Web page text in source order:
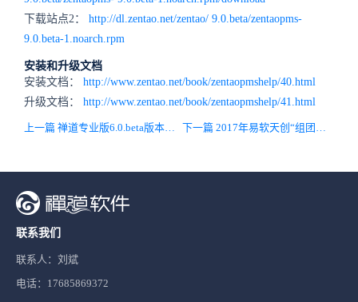
下载站点2： http://dl.zentao.net/zentao/ 9.0.beta/zentaopms-
9.0.beta-1.noarch.rpm
安装和升级文档
安装文档： http://www.zentao.net/book/zentaopmshelp/40.html
升级文档： http://www.zentao.net/book/zentaopmshelp/41.html
上一篇 禅道专业版6.0.beta版本发布 下一篇 2017年易软天创“组团拜年”活动圆满收官
联系我们
联系人：刘斌
电话：17685869372